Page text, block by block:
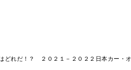
どれだ！？ ２０２１－２０２２日本カー・